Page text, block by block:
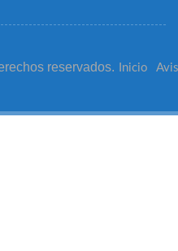
reservados. Inicio